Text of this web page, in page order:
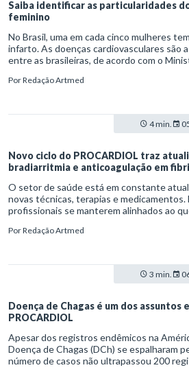
Saiba identificar as particularidades
feminino
No Brasil, uma em cada cinco mulheres
infarto. As doenças cardiovasculares são
entre as brasileiras, de acordo com o
os homens acometidos pelo mesmo
PorRedação Artmed
4 min.
Novo ciclo do PROCARDIOL traz
bradiarritmia e anticoagulação em
O setor de saúde está em constante
novas técnicas, terapias e medicamentos.
profissionais se manterem alinhados ao
Distância (Secad) preparou mais um ciclo
PorRedação Artmed
3 min.
Doença de Chagas é um dos assuntos
PROCARDIOL
Apesar dos registros endêmicos na
Doença de Chagas (DCh) se espalharam
número de casos não ultrapassou 200